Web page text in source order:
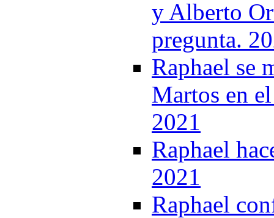
y Alberto
pregunta.
Raphael se
Martos en
2021
Raphael
2021
Raphael